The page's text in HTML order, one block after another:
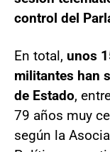
control del
En total, unos
militantes han
de Estado,
79 años muy
según la